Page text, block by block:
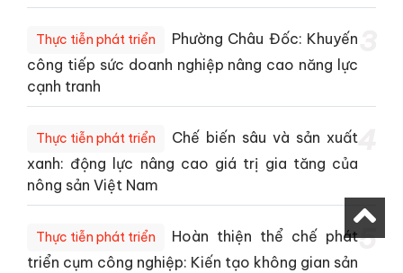
Thực tiễn phát triển
Phường Châu Đốc: Khuyến
công tiếp sức doanh nghiệp nâng cao năng lực
cạnh tranh
Thực tiễn phát triển
Chế biến sâu và sản xuất
xanh: động lực nâng cao giá trị gia tăng của
nông sản Việt Nam
4
Thực tiễn phát triển
Hoàn thiện thể chế phát
triển cụm công nghiệp: Kiến tạo không gian sản
5